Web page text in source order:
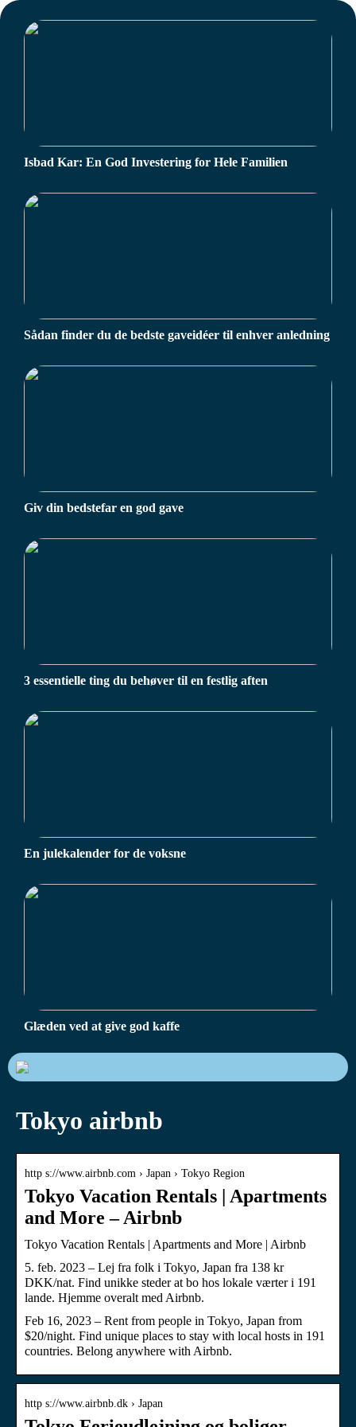
Isbad Kar: En God Investering for Hele Familien
Sådan finder du de bedste gaveidéer til enhver anledning
Giv din bedstefar en god gave
3 essentielle ting du behøver til en festlig aften
En julekalender for de voksne
Glæden ved at give god kaffe
Tokyo airbnb
http s://www.airbnb.com › Japan › Tokyo Region
Tokyo Vacation Rentals | Apartments
and More – Airbnb
Tokyo Vacation Rentals | Apartments and More | Airbnb
5. feb. 2023 – Lej fra folk i Tokyo, Japan fra 138 kr
DKK/nat. Find unikke steder at bo hos lokale værter i 191
lande. Hjemme overalt med Airbnb.
Feb 16, 2023 – Rent from people in Tokyo, Japan from
$20/night. Find unique places to stay with local hosts in 191
countries. Belong anywhere with Airbnb.
http s://www.airbnb.dk › Japan